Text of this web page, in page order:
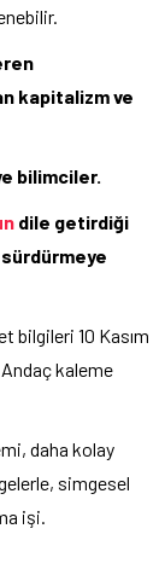
kapitalizm ve
bilimciler.
dile getirdiği
sürdürmeye
bilgileri 10 Kasım
kaleme
daha kolay
simgesel
işi.